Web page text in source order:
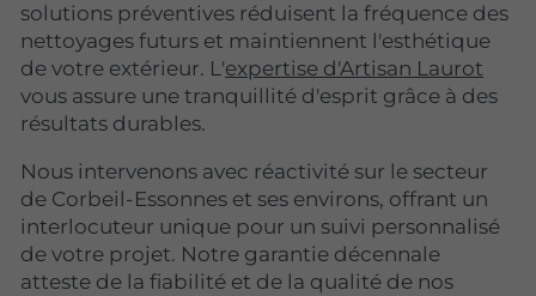
solutions préventives réduisent la fréquence des
nettoyages futurs et maintiennent l'esthétique
de votre extérieur. L'expertise d'Artisan Laurot
vous assure une tranquillité d'esprit grâce à des
résultats durables.
Nous intervenons avec réactivité sur le secteur
de Corbeil-Essonnes et ses environs, offrant un
interlocuteur unique pour un suivi personnalisé
de votre projet. Notre garantie décennale
atteste de la fiabilité et de la qualité de nos